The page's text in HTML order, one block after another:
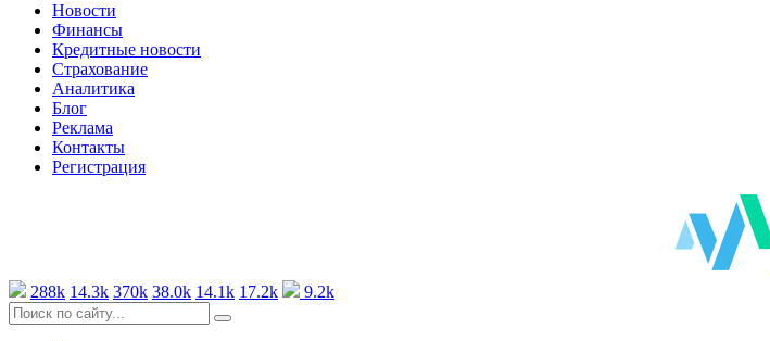
Новости
Финансы
Кредитные новости
Страхование
Аналитика
Блог
Реклама
Контакты
Регистрация
288k 14.3k 370k 38.0k 14.1k 17.2k 9.2k